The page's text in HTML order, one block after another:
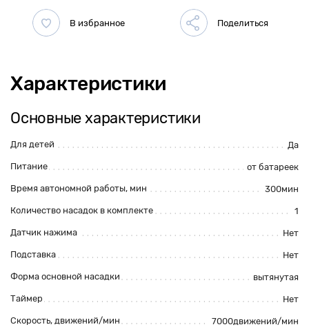
Характеристики
Основные характеристики
Для детей Да
Питание от батареек
Время автономной работы, мин 300мин
Количество насадок в комплекте 1
Датчик нажима Нет
Подставка Нет
Форма основной насадки вытянутая
Таймер Нет
Скорость, движений/мин 7000движений/мин